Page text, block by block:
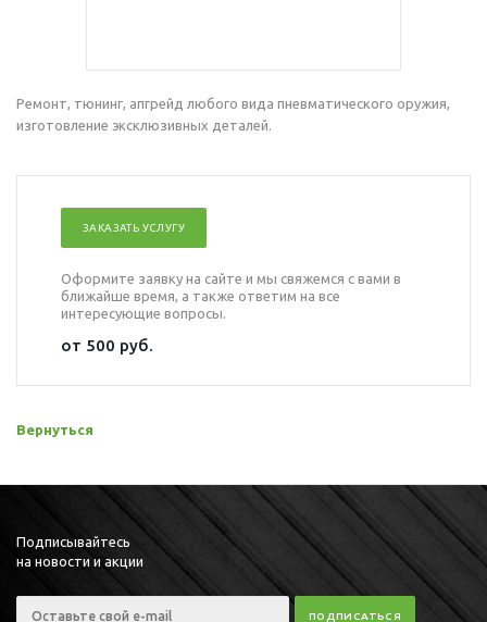
Ремонт, тюнинг, апгрейд любого вида пневматического оружия,
изготовление эксклюзивных деталей.
ЗАКАЗАТЬ УСЛУГУ
Оформите заявку на сайте и мы свяжемся с вами в
ближайше время, а также ответим на все
интересующие вопросы.
от 500 руб.
Вернуться
Подписывайтесь
на новости и акции